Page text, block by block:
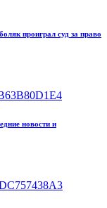
проиграл суд за право
новости и